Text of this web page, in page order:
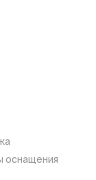
оснащения